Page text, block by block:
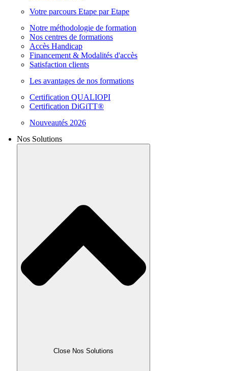
Votre parcours Etape par Etape
Notre méthodologie de formation
Nos centres de formations
Accès Handicap
Financement & Modalités d'accès
Satisfaction clients
Les avantages de nos formations
Certification QUALIOPI
Certification DiGiTT®
Nouveautés 2026
Nos Solutions
Close Nos Solutions